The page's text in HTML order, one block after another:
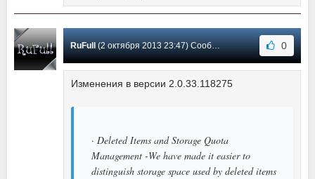
RuFull (2 октября 2013 23:47) Сообщение #19 0
Изменения в версии 2.0.33.118275
· Deleted Items and Storage Quota
Management -We have made it easier to
distinguish storage space used by deleted items